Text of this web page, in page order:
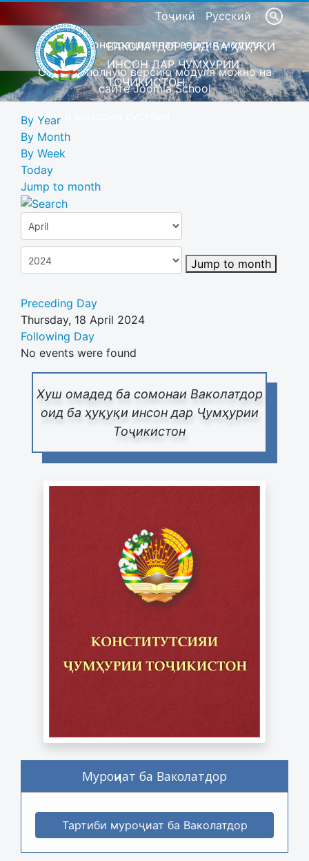
Тоҷикӣ Русский
Это демонстрационная версия модуля
Скачать полную версию модуля можно на
сайте Joomla School
Барои шахсони сустбин
ВАКОЛАТДОР ОИД БА ҲУҚУҚИ
ИНСОН ДАР ҶУМҲУРИИ
ТОҶИКИСТОН
Хуш омадед ба сомонаи Ваколатдор
оид ба ҳуқуқи инсон дар Ҷумҳурии
Тоҷикистон
Муроҷиат ба Ваколатдор
Тартиби муроҷиат ба Ваколатдор
By Year
By Month
By Week
Today
Jump to month
Jump to month
Preceding Day
Thursday, 18 April 2024
Following Day
No events were found